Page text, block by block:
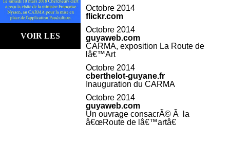
VOIR LES
Octobre 2014
flickr.com
Octobre 2014
guyaweb.com
CARMA, exposition La Route de
lâ€™Art
Octobre 2014
cberthelot-guyane.fr
Inauguration du CARMA
Octobre 2014
guyaweb.com
Un ouvrage consacrÃ© Ã la
â€œRoute de lâ€™artâ€